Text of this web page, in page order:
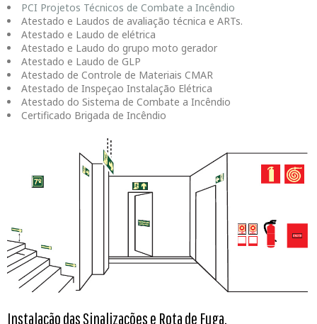
PCI Projetos Técnicos de Combate a Incêndio
Atestado e Laudos de avaliação técnica e ARTs.
Atestado e Laudo de elétrica
Atestado e Laudo do grupo moto gerador
Atestado e Laudo de GLP
Atestado de Controle de Materiais CMAR
Atestado de Inspeçao Instalação Elétrica
Atestado do Sistema de Combate a Incêndio
Certificado Brigada de Incêndio
Instalação das Sinalizações e Rota de Fuga.